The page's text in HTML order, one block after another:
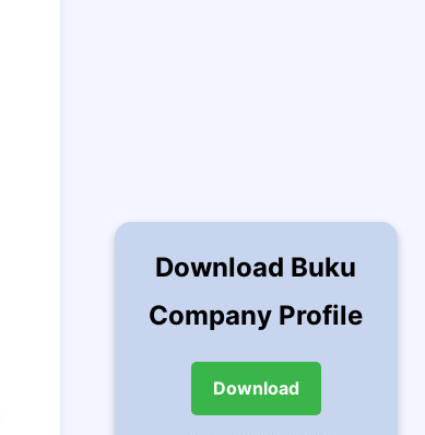
Download Buku
Company Profile
Download